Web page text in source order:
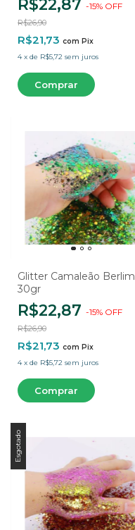
R$22,87 -15% OFF
R$26,90
R$21,73 com Pix
4 x de R$5,72 sem juros
Glitter Camaleão Berlim
30gr
R$22,87 -15% OFF
R$26,90
R$21,73 com Pix
4 x de R$5,72 sem juros
Esgotado